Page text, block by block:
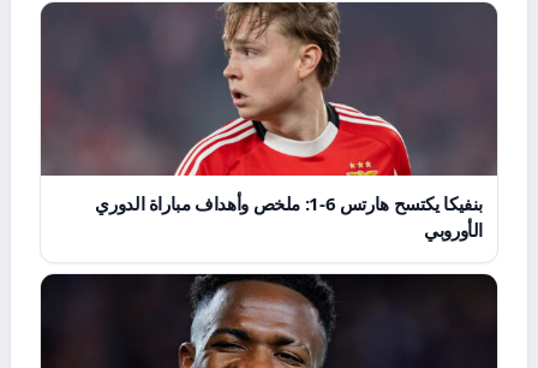
بنفيكا يكتسح هارتس 6-1: ملخص وأهداف مباراة الدوري
الأوروبي